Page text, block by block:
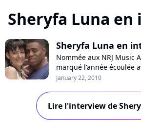
Sheryfa Luna
Sheryfa Luna en
Nommée aux NRJ Music
marqué l'année écoulée
deuxième album "Vénus"
prochain, l'artiste évoque
projets, ses
qui ont marqué ses
January 22, 2010
Lire l'interview de